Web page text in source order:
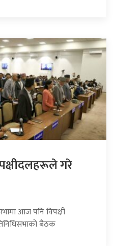
गरे
आज पनि विपक्षी
बैठक